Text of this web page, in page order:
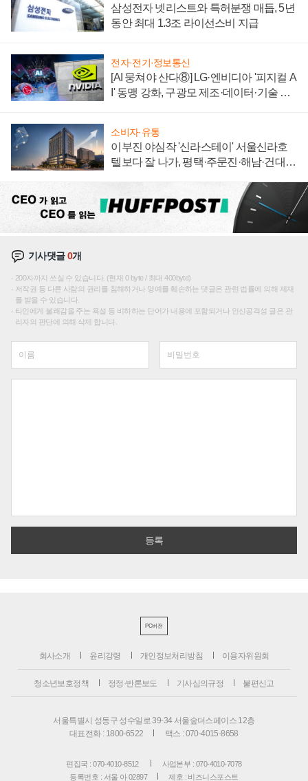
삼성전자 넷리스트와 특허분쟁 매듭, 5년
동안 최대 1.3조 라이선스비 지급
전자·전기·정보통신
[AI 뭉쳐야 산다⑧] LG·엔비디아 '피지컬 A
I' 동맹 강화, 구광모 제조·데이터·기술 결
소비자·유통
이부진 야심작 '신라스테이' 서울신라호
텔보다 잘 나가, 평택·주문진·해남·건대로
기사댓글0개
200자까지 쓰실 수 있습니다. (현재 0 byte / 최대 400byte)
저작권 등 다른 사람의 권리를 침해하거나 명예를 훼손하는 댓글은 관련 법률에 의해 제재
를 받을 수 있습니다.
타인에게 불쾌감을 주는 욕설 등 비하하는 단어가 내용에 포함되거나 인신공격성 글은 관
리자의 판단에 의해 삭제 합니다.
PC버전
회사소개 윤리강령 개인정보처리방침 이용자위원회
청소년보호정책 정정·반론보도 기사심의규정 불편신고
서울특별시 성동구 성수일로 39-34 서울숲더스페이스 12층
대표전화 : 1800-6522
팩스 : 070-4015-8658
편집국 : 070-4010-8512
사업본부 : 070-4010-7078
등록번호 : 서울 아 02897
제호 : 비즈니스포스트